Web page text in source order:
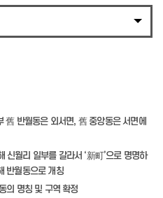
반월동은 외서면, 舊 중앙동은 서면에
월리 일부를 갈라서 ‘新町’으로 명명하
반월동으로 개칭
의 명칭 및 구역 확정